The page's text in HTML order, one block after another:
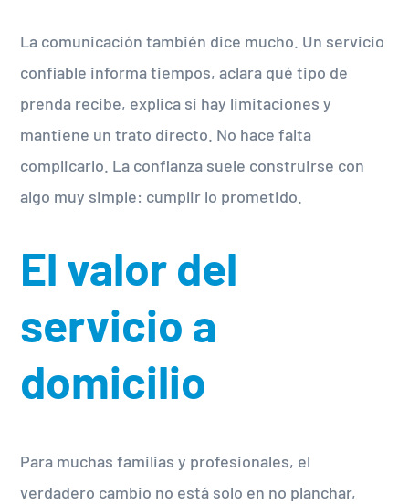
La comunicación también dice mucho. Un servicio
confiable informa tiempos, aclara qué tipo de
prenda recibe, explica si hay limitaciones y
mantiene un trato directo. No hace falta
complicarlo. La confianza suele construirse con
algo muy simple: cumplir lo prometido.
El valor del
servicio a
domicilio
Para muchas familias y profesionales, el
verdadero cambio no está solo en no planchar,